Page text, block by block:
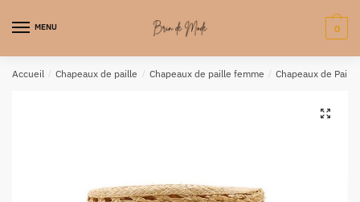
MENU 0
Accueil / Chapeaux de paille / Chapeaux de paille femme / Chapeaux de
🔍